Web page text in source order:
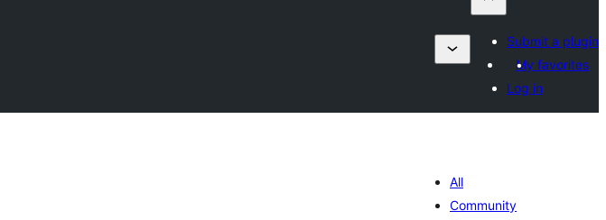
Submit a plugin
My favorites
Log in
All
Community